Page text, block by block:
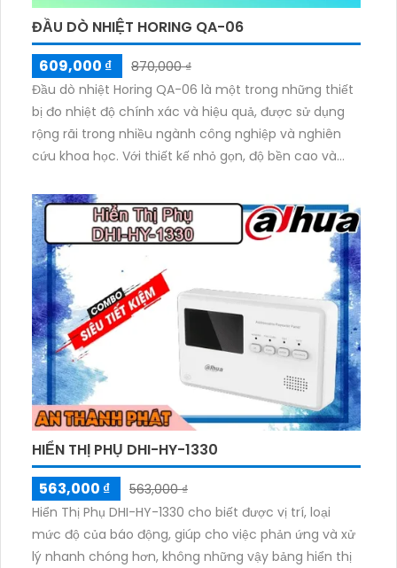
ĐẦU DÒ NHIỆT HORING QA-06
609,000 ₫
870,000 ₫
Đầu dò nhiệt Horing QA-06 là một trong những thiết
bị đo nhiệt độ chính xác và hiệu quả, được sử dụng
rộng rãi trong nhiều ngành công nghiệp và nghiên
cứu khoa học. Với thiết kế nhỏ gọn, độ bền cao và
trường khác nhau, Horing QA-06 đã trở thành lựa
chọn phổ biến cho các ứng dụng cần độ chính xác
cao và sự ổn định lâu dài.
HIỂN THỊ PHỤ DHI-HY-1330
563,000 ₫
563,000 ₫
Hiển Thị Phụ DHI-HY-1330 cho biết được vị trí, loại
mức độ của báo động, giúp cho việc phản ứng và xử
lý nhanh chóng hơn, không những vậy bảng hiển thị